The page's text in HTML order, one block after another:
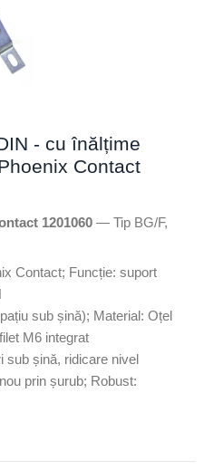
- cu înălțime
Contact
1201060 — Tip BG/F,
Contact; Funcție: suport
sub șină); Material: Oțel
M6 integrat
sub șină, ridicare nivel
prin șurub; Robust: